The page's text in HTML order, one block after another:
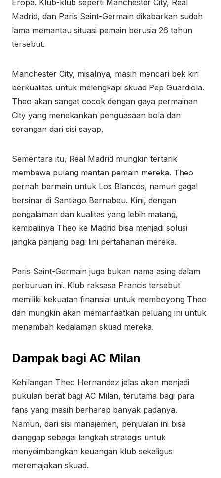
Eropa. Klub-klub seperti Manchester City, Real
Madrid, dan Paris Saint-Germain dikabarkan sudah
lama memantau situasi pemain berusia 26 tahun
tersebut.
Manchester City, misalnya, masih mencari bek kiri
berkualitas untuk melengkapi skuad Pep Guardiola.
Theo akan sangat cocok dengan gaya permainan
City yang menekankan penguasaan bola dan
serangan dari sisi sayap.
Sementara itu, Real Madrid mungkin tertarik
membawa pulang mantan pemain mereka. Theo
pernah bermain untuk Los Blancos, namun gagal
bersinar di Santiago Bernabeu. Kini, dengan
pengalaman dan kualitas yang lebih matang,
kembalinya Theo ke Madrid bisa menjadi solusi
jangka panjang bagi lini pertahanan mereka.
Paris Saint-Germain juga bukan nama asing dalam
perburuan ini. Klub raksasa Prancis tersebut
memiliki kekuatan finansial untuk memboyong Theo
dan mungkin akan memanfaatkan peluang ini untuk
menambah kedalaman skuad mereka.
Dampak bagi AC Milan
Kehilangan Theo Hernandez jelas akan menjadi
pukulan berat bagi AC Milan, terutama bagi para
fans yang masih berharap banyak padanya.
Namun, dari sisi manajemen, penjualan ini bisa
dianggap sebagai langkah strategis untuk
menyeimbangkan keuangan klub sekaligus
meremajakan skuad.